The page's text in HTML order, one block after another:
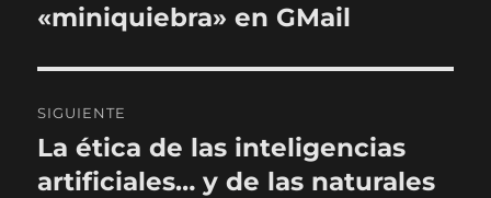
entradas
anterior:
«miniquiebra» en GMail
SIGUIENTE
Entrada
siguiente:
La ética de las inteligencias
artificiales… y de las naturales